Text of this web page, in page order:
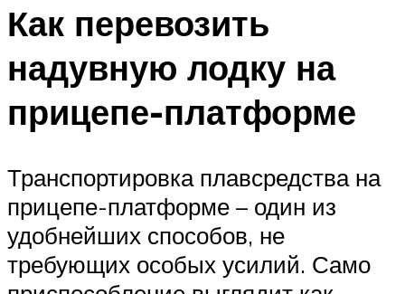
Как перевозить
надувную лодку на
прицепе-платформе
Транспортировка плавсредства на
прицепе-платформе – один из
удобнейших способов, не
требующих особых усилий. Само